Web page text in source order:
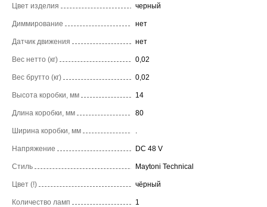
Цвет изделия черный
Диммирование нет
Датчик движения нет
Вес нетто (кг) 0,02
Вес брутто (кг) 0,02
Высота коробки, мм 14
Длина коробки, мм 80
Ширина коробки, мм
Напряжение DC 48 V
Стиль Maytoni Technical
Цвет (!) чёрный
Количество ламп 1